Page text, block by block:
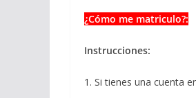
¿Cómo me matriculo?:
Instrucciones:
1. Si tienes una cuenta